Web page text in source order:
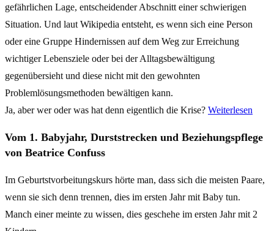
gefährlichen Lage, entscheidender Abschnitt einer schwierigen
Situation. Und laut Wikipedia entsteht, es wenn sich eine Person
oder eine Gruppe Hindernissen auf dem Weg zur Erreichung
wichtiger Lebensziele oder bei der Alltagsbewältigung
gegenübersieht und diese nicht mit den gewohnten
Problemlösungsmethoden bewältigen kann.
Ja, aber wer oder was hat denn eigentlich die Krise? Weiterlesen
Vom 1. Babyjahr, Durststrecken und Beziehungspflege
von Beatrice Confuss
Im Geburtstvorbeitungskurs hörte man, dass sich die meisten Paare,
wenn sie sich denn trennen, dies im ersten Jahr mit Baby tun.
Manch einer meinte zu wissen, dies geschehe im ersten Jahr mit 2